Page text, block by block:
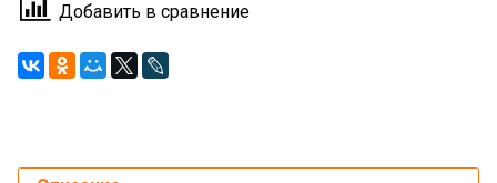
Добавить в сравнение